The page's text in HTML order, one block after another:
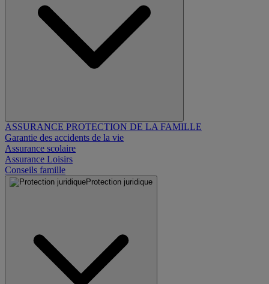
ASSURANCE PROTECTION DE LA FAMILLE
Garantie des accidents de la vie
Assurance scolaire
Assurance Loisirs
Conseils famille
Protection juridique